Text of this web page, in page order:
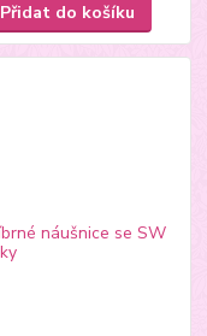
Přidat do košíku